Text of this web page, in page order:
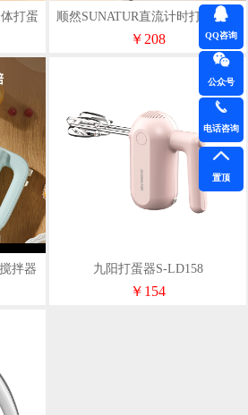
打蛋
顺然SUNATUR直流计时打蛋器六
棒收纳款HM-420ZL
￥208
拌器
九阳打蛋器S-LD158
￥154
QQ咨询
公众号
电话咨询
置顶